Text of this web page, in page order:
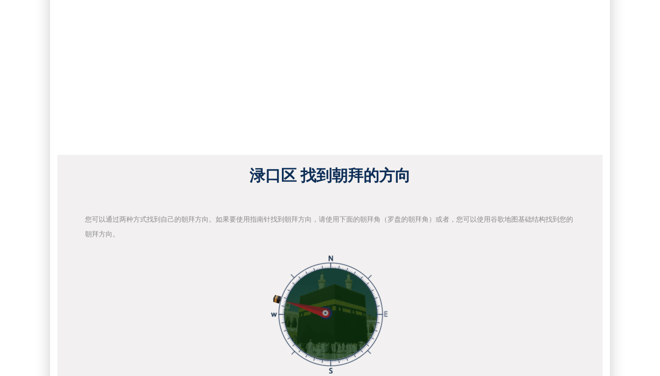
渌口区 找到朝拜的方向
您可以通过两种方式找到自己的朝拜方向。如果要使用指南针找到朝拜方向，请使用下面的朝拜角（罗盘的朝拜角）或者，您可以使用谷歌地图基础结构找到您的
朝拜方向。